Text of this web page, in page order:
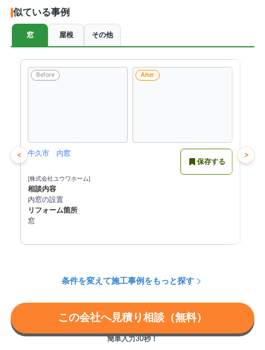
似ている事例
窓 屋根 その他
<
Before After
牛久市 内窓
保存する
[株式会社ユウワホーム]
相談内容
内窓の設置
リフォーム箇所
窓
先進
>
条件を変えて施工事例をもっと探す
この会社へ見積り相談（無料）
簡単入力30秒！